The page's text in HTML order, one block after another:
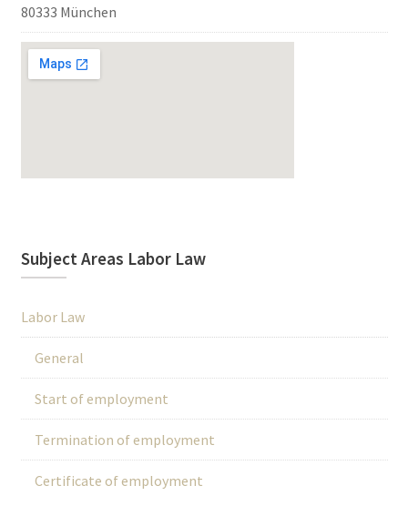
80333 München
Subject Areas Labor Law
Labor Law
General
Start of employment
Termination of employment
Certificate of employment